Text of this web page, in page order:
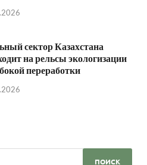
сектор Казахстана
на рельсы экологизации
переработки